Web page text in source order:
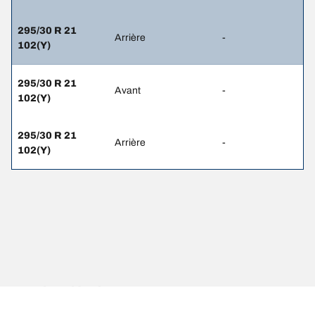
295/30 R 21
102(Y)
Arrière -
295/30 R 21
102(Y)
Avant -
295/30 R 21
102(Y)
Arrière -